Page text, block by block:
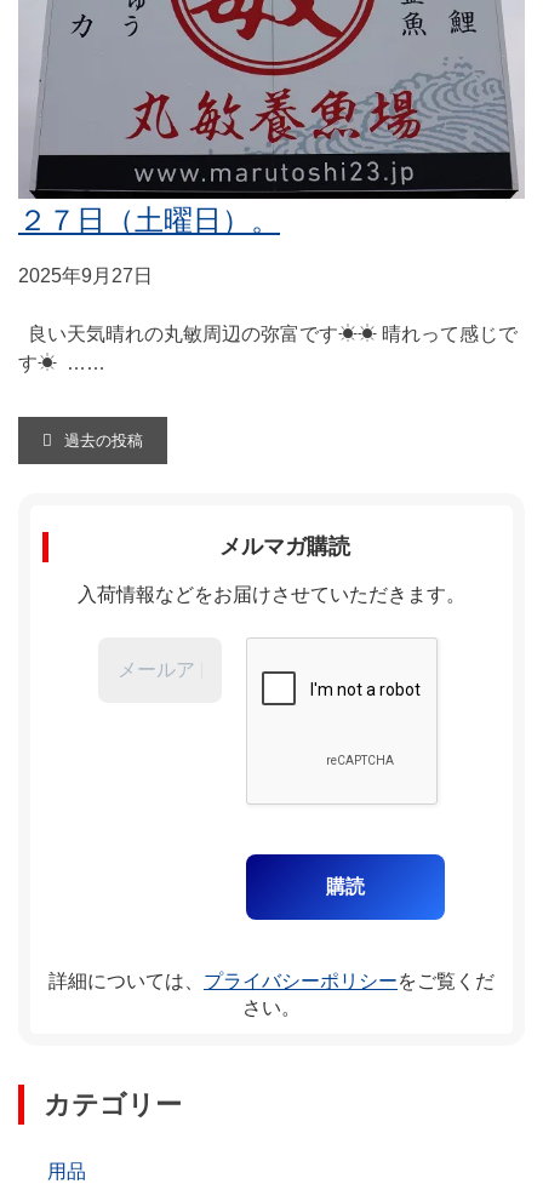
２７日（土曜日）。
2025年9月27日
良い天気晴れの丸敏周辺の弥富です☀☀ 晴れって感じで
す☀ ……
投
ナ
ビ
過去の投稿
メルマガ購読
入荷情報などをお届けさせていただきます。
詳細については、 プライバシーポリシーをご覧くだ
さい。
カテゴリー
用品